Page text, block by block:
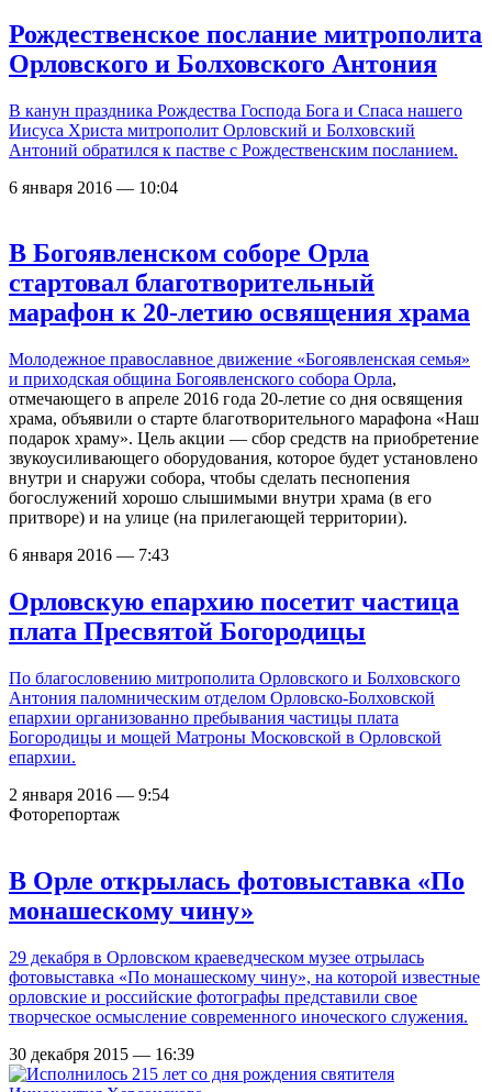
Рождественское послание митрополита
Орловского и Болховского Антония
В канун праздника Рождества Господа Бога и Спаса нашего
Иисуса Христа митрополит Орловский и Болховский
Антоний обратился к пастве с Рождественским посланием.
6 января 2016 — 10:04
В Богоявленском соборе Орла
стартовал благотворительный
марафон к 20-летию освящения храма
Молодежное православное движение «Богоявленская семья»
и приходская община Богоявленского собора Орла,
отмечающего в апреле 2016 года 20-летие со дня освящения
храма, объявили о старте благотворительного марафона «Наш
подарок храму». Цель акции — сбор средств на приобретение
звукоусиливающего оборудования, которое будет установлено
внутри и снаружи собора, чтобы сделать песнопения
богослужений хорошо слышимыми внутри храма (в его
притворе) и на улице (на прилегающей территории).
6 января 2016 — 7:43
Орловскую епархию посетит частица
плата Пресвятой Богородицы
По благословению митрополита Орловского и Болховского
Антония паломническим отделом Орловско-Болховской
епархии организованно пребывания частицы плата
Богородицы и мощей Матроны Московской в Орловской
епархии.
2 января 2016 — 9:54
Фоторепортаж
В Орле открылась фотовыставка «По
монашескому чину»
29 декабря в Орловском краеведческом музее отрылась
фотовыставка «По монашескому чину», на которой известные
орловские и российские фотографы представили свое
творческое осмысление современного иноческого служения.
30 декабря 2015 — 16:39